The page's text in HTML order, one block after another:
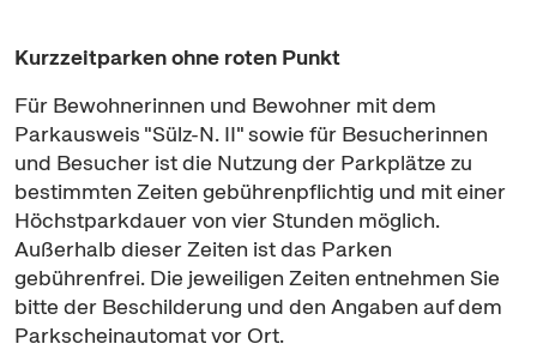
Kurzzeitparken ohne roten Punkt
Für Bewohnerinnen und Bewohner mit dem
Parkausweis "Sülz-N. II" sowie für Besucherinnen
und Besucher ist die Nutzung der Parkplätze zu
bestimmten Zeiten gebührenpflichtig und mit einer
Höchstparkdauer von vier Stunden möglich.
Außerhalb dieser Zeiten ist das Parken
gebührenfrei. Die jeweiligen Zeiten entnehmen Sie
bitte der Beschilderung und den Angaben auf dem
Parkscheinautomat vor Ort.